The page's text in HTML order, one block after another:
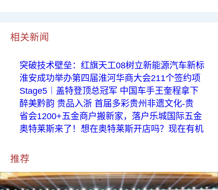
相关新闻
突破技术壁垒：红旗天工08树立新能源汽车新标
淮安成功举办第四届淮河华商大会211个签约项
Stage5︱盖特登顶总冠军 中国车手王奎程拿下
醉美黔韵 贵品入浙 首届多彩贵州非遗文化-贵
省会1200+五金商户搬新家，落户乐城国际五金
奥特莱斯来了！想在奥特莱斯开店吗？现在有机
推荐